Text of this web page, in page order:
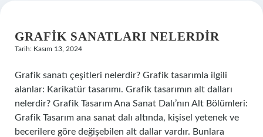
GRAFIK SANATLARI NELERDIR
Tarih: Kasım 13, 2024
Grafik sanatı çeşitleri nelerdir? Grafik tasarımla ilgili
alanlar: Karikatür tasarımı. Grafik tasarımın alt dalları
nelerdir? Grafik Tasarım Ana Sanat Dalı’nın Alt Bölümleri:
Grafik Tasarım ana sanat dalı altında, kişisel yetenek ve
becerilere göre değişebilen alt dallar vardır. Bunlara